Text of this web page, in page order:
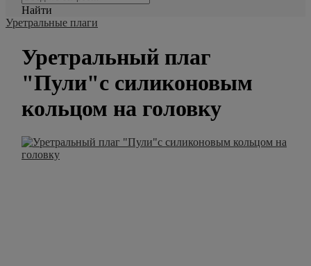
Найти
Уретральные плаги
Уретральный плаг
"Пули"с силиконовым
кольцом на головку